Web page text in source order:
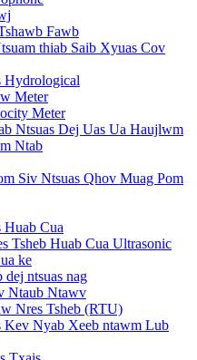
Fawb
thiab Saib Xyuas Cov
Hydrological
Meter
Meter
Ntsuas Dej Uas Ua Haujlwm
Ntab
Siv Ntsuas Qhov Muag Pom
Cua
Tsheb Huab Cua Ultrasonic
ke
ntsuas nag
Ntaub Ntawv
Nres Tsheb (RTU)
Kev Nyab Xeeb ntawm Lub